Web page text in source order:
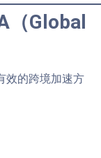
（Global
效的跨境加速方